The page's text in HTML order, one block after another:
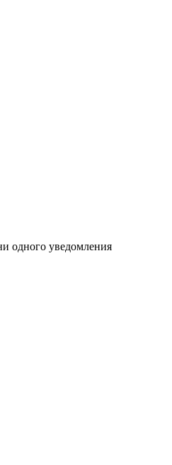
одного уведомления